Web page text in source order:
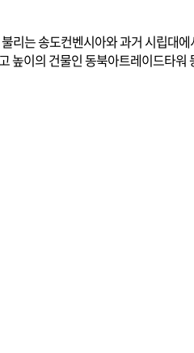
리는 송도컨벤시아와 과거 시립대
높이의 건물인 동북아트레이드타워